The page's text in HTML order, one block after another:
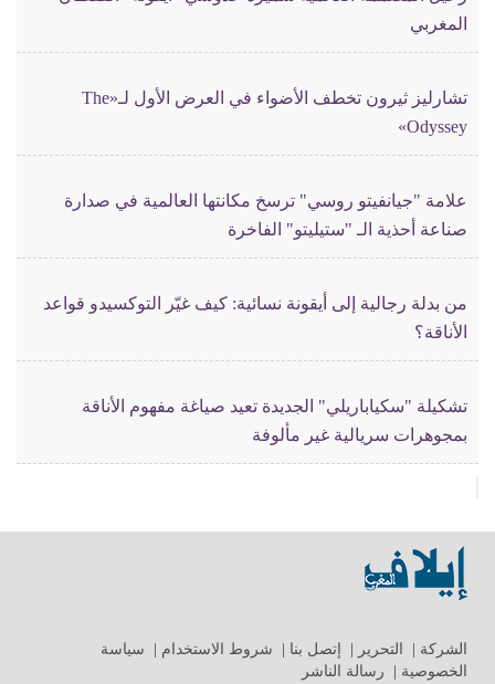
المغربي
تشارليز ثيرون تخطف الأضواء في العرض الأول لـ«The
Odyssey»
علامة "جيانفيتو روسي" ترسخ مكانتها العالمية في صدارة
صناعة أحذية الـ "ستيليتو" الفاخرة
من بدلة رجالية إلى أيقونة نسائية: كيف غيّر التوكسيدو قواعد
الأناقة؟
تشكيلة "سكياباريلي" الجديدة تعيد صياغة مفهوم الأناقة
بمجوهرات سريالية غير مألوفة
الشركة التحرير إتصل بنا شروط الاستخدام
سياسة
الخصوصية
رسالة الناشر